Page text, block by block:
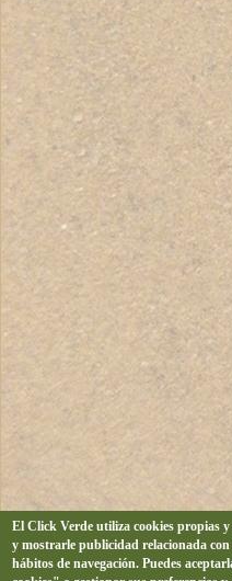
El Click Verde utiliza cookies propias
y mostrarle publicidad relacionada
hábitos de navegación. Puedes